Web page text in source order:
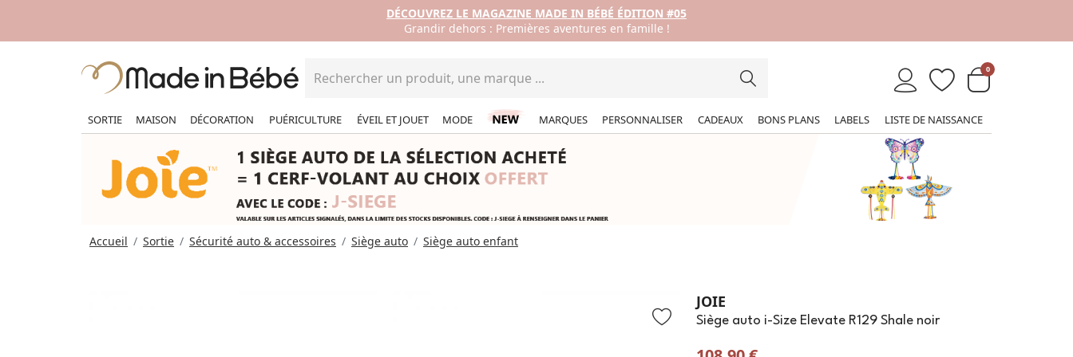
DÉCOUVREZ LE MAGAZINE MADE IN BÉBÉ ÉDITION #05
Grandir dehors : Premières aventures en famille !
0
SORTIE MAISON DÉCORATION PUÉRICULTURE ÉVEIL ET JOUET MODE MARQUES PERSONNALISER CADEAUX BONS PLANS LABELS LISTE DE NAISSANCE
Accueil Sortie Sécurité auto & accessoires Siège auto Siège auto enfant
JOIE
Siège auto i-Size Elevate R129 Shale noir